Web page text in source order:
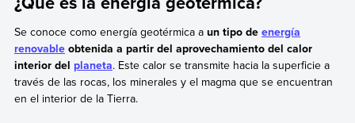
Se conoce como energía geotérmica a un tipo de energía
renovableobtenida a partir del aprovechamiento del calor
interior del planeta. Este calor se transmite hacia la superficie a
través de las rocas, los minerales y el magma que se encuentran
en el interior de la Tierra.